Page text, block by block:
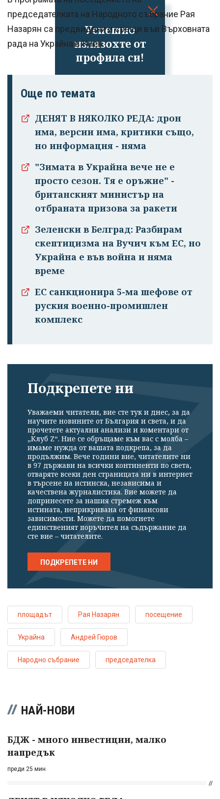
Успешно
излязохте от
профила си!
председателката на Народното събрание Рая
Назарян са предвидени и срещи във Върховната
рада на Украйна в Киев.
Още по темата
ДЕНЯТ В НЯКОЛКО РЕДА: дрон
има, версии има, критики също,
но информация - няма
"Зимата в Украйна вече не е
просто сезон. Тя е оръжие" -
британският министър на
отбраната призова за ракети
Зеленски в Белград: Разбирам
скептицизма на Вучич към ЕС, но
Украйна е във война и няма
време
ЕС санкционира 5-ма шефове от
руския военно-промишлен
комплекс
Подкрепете ни
Уважаеми читатели, вие сте тук и днес, за да
научите новините от България и света, и да
прочетете актуални анализи и коментари от
„Клуб Z“. Ние се обръщаме към вас с молба –
имаме нужда от вашата подкрепа, за да
продължим. Вече години вие, читателите ни
в 97 държави на всички континенти по света,
отваряте всеки ден страницата ни в интернет
в търсене на истинска, независима и
качествена журналистика. Вие можете да
допринесете за нашия стремеж към
истината, неприкривана от финансови
зависимости. Можете да помогнете
единственият поръчител на съдържание да
сте вие – читателите.
ПОДКРЕПЕТЕ НИ
площадът Рая Назарян посещение
Украйна Андрей Гюров
Народно събрание председателка
НАЙ-НОВИ
БДЖ - много инвестиции, малко
напредък
преди 25 мин